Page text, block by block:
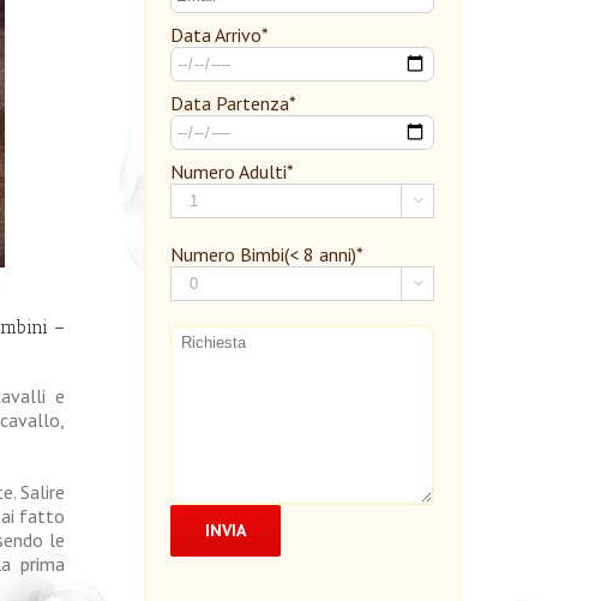
–
e
Salire
fatto
le
prima
Data Arrivo*
Data Partenza*
Numero Adulti*

Numero Bimbi(< 8 anni)*
